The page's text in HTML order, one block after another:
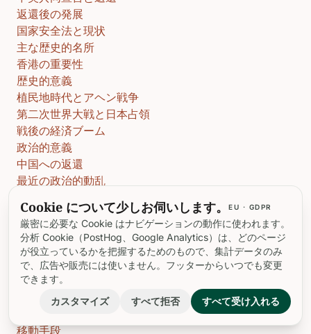
返還後の発展
国家安全法と現状
主な歴史的名所
香港の重要性
歴史的意義
植民地時代とアヘン戦争
第二次世界大戦と日本占領
戦後の経済ブーム
政治的意義
中国への返還
最近の政治的動乱
金融ハブ
貿易と商業
文化的重要性
東と西の融合
祭りと伝統
訪問者のヒント
移動手段
Cookie について少しお伺いします。 EU · GDPR
厳密に必要な Cookie はナビゲーションの動作に使われます。
分析 Cookie（PostHog、Google Analytics）は、どのページ
が役立っているかを把握するためのもので、集計データのみ
で、広告や販売には使いません。フッターからいつでも変更
できます。
カスタマイズ
すべて拒否 すべて受け入れる